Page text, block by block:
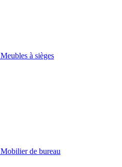
Meubles à sièges
Mobilier de bureau